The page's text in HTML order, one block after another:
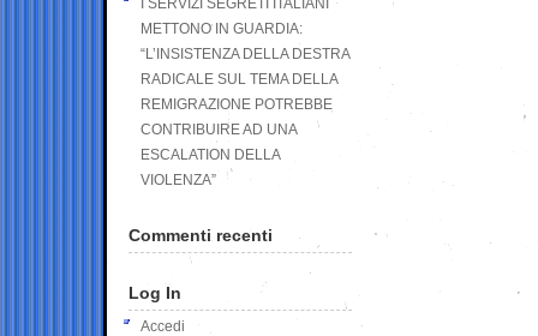
I SERVIZI SEGRETI ITALIANI
METTONO IN GUARDIA:
“L’INSISTENZA DELLA DESTRA
RADICALE SUL TEMA DELLA
REMIGRAZIONE POTREBBE
CONTRIBUIRE AD UNA
ESCALATION DELLA
VIOLENZA”
Commenti recenti
Log In
Accedi